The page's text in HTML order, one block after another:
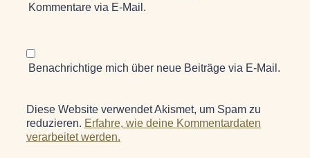
Kommentare via E-Mail.
Benachrichtige mich über neue Beiträge via E-Mail.
Diese Website verwendet Akismet, um Spam zu
reduzieren. Erfahre, wie deine Kommentardaten
verarbeitet werden.